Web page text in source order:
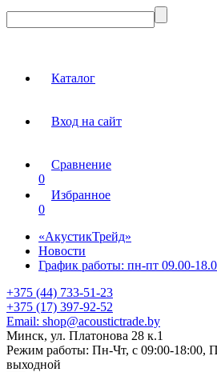
Каталог
Вход на сайт
Сравнение
0
Избранное
0
«АкустикТрейд»
Новости
График работы: пн-пт 09.00-
+375 (44) 733-51-23
+375 (17) 397-92-52
Email: shop@acoustictrade.by
Минск, ул. Платонова 28 к.1
Режим работы: Пн-Чт, с 09:00-18:00,
выходной